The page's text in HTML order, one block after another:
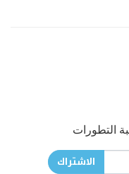
التطورات
الاشتراك